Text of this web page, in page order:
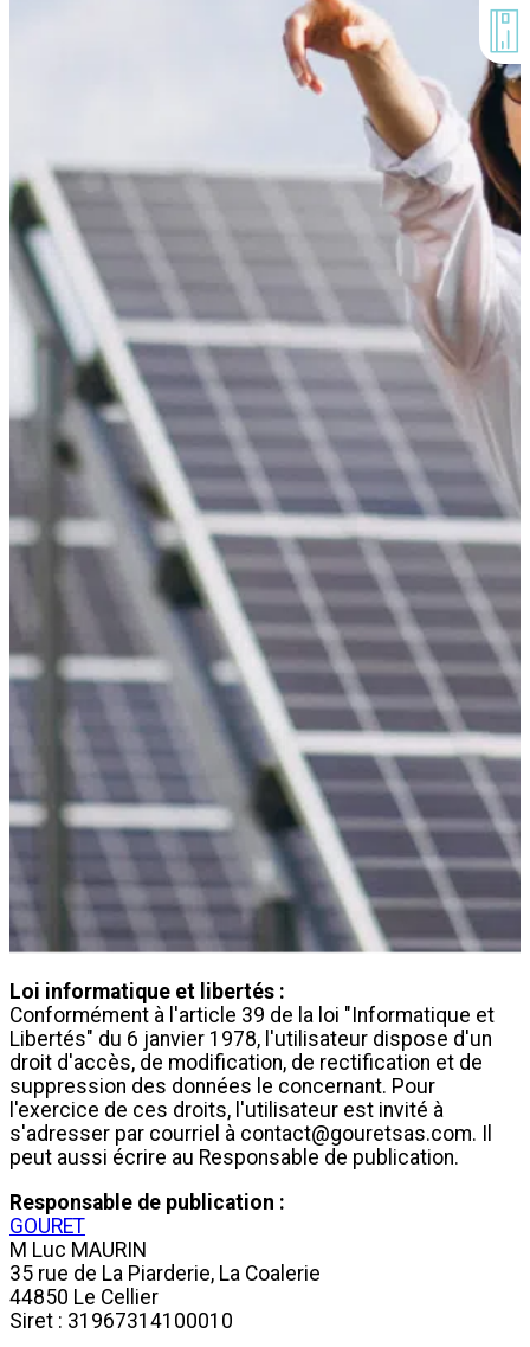
Loi informatique et libertés :
Conformément à l'article 39 de la loi "Informatique et
Libertés" du 6 janvier 1978, l'utilisateur dispose d'un
droit d'accès, de modification, de rectification et de
suppression des données le concernant. Pour
l'exercice de ces droits, l'utilisateur est invité à
s'adresser par courriel à contact@gouretsas.com. Il
peut aussi écrire au Responsable de publication.
Responsable de publication :
GOURET
M Luc MAURIN
35 rue de La Piarderie, La Coalerie
44850 Le Cellier
Siret : 31967314100010